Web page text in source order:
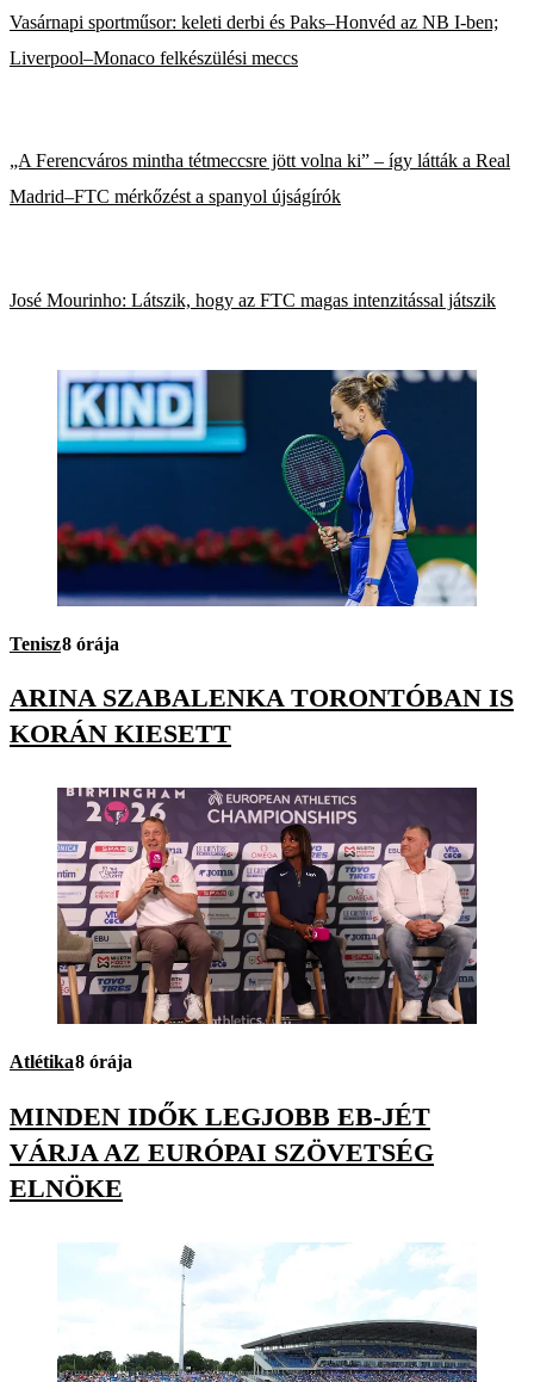
Vasárnapi sportműsor: keleti derbi és Paks–Honvéd az NB I-ben;
Liverpool–Monaco felkészülési meccs
„A Ferencváros mintha tétmeccsre jött volna ki” – így látták a Real
Madrid–FTC mérkőzést a spanyol újságírók
José Mourinho: Látszik, hogy az FTC magas intenzitással játszik
Tenisz8 órája
ARINA SZABALENKA TORONTÓBAN IS
KORÁN KIESETT
Atlétika8 órája
MINDEN IDŐK LEGJOBB EB-JÉT
VÁRJA AZ EURÓPAI SZÖVETSÉG
ELNÖKE